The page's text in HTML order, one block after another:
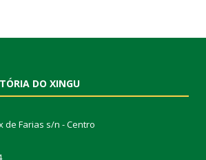
DO XINGU
de Farias s/n - Centro